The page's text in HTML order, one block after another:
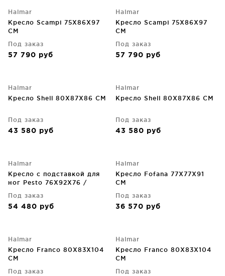
Halmar
Кресло Scampi 75X86X97
CM
Под заказ
57 790 руб
Halmar
Кресло Scampi 75X86X97
CM
Под заказ
57 790 руб
Halmar
Кресло Shell 80X87X86 CM
Под заказ
43 580 руб
Halmar
Кресло Shell 80X87X86 CM
Под заказ
43 580 руб
Halmar
Кресло с подставкой для
ног Pesto 76X92X76 /
Под заказ
54 480 руб
Halmar
Кресло Fofana 77X77X91
CM
Под заказ
36 570 руб
Halmar
Кресло Franco 80X83X104
CM
Под заказ
Halmar
Кресло Franco 80X83X104
CM
Под заказ